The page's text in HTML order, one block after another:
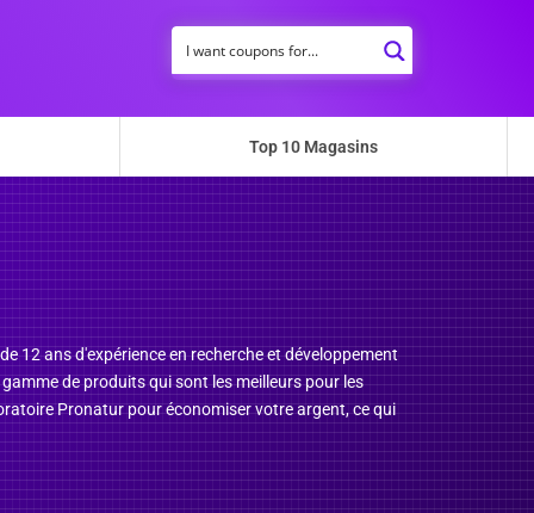
Top 10 Magasins
12 ans d'expérience en recherche et développement
de produits qui sont les meilleurs pour les
Pronatur pour économiser votre argent, ce qui